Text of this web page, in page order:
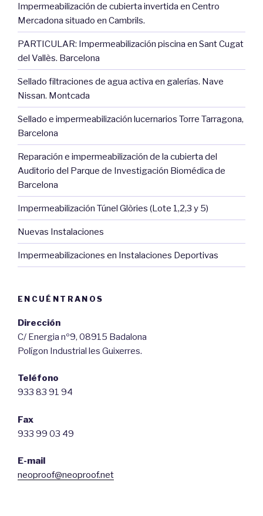
Impermeabilización de cubierta invertida en Centro
Mercadona situado en Cambrils.
PARTICULAR: Impermeabilización piscina en Sant Cugat
del Vallès. Barcelona
Sellado filtraciones de agua activa en galerías. Nave
Nissan. Montcada
Sellado e impermeabilización lucernarios Torre Tarragona,
Barcelona
Reparación e impermeabilización de la cubierta del
Auditorio del Parque de Investigación Biomédica de
Barcelona
Impermeabilización Túnel Glòries (Lote 1,2,3 y 5)
Nuevas Instalaciones
Impermeabilizaciones en Instalaciones Deportivas
ENCUÉNTRANOS
Dirección
C/ Energia nº9, 08915 Badalona
Polígon Industrial les Guixerres.
Teléfono
933 83 91 94
Fax
933 99 03 49
E-mail
neoproof@neoproof.net